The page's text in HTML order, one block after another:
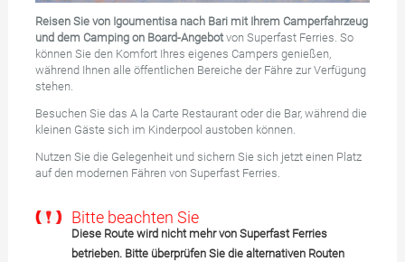
Reisen Sie von Igoumentisa nach Bari mit Ihrem Camperfahrzeug
und dem Camping on Board-Angebotvon Superfast Ferries. So
können Sie den Komfort Ihres eigenes Campers genießen,
während Ihnen alle öffentlichen Bereiche der Fähre zur Verfügung
stehen.
Besuchen Sie das A la Carte Restaurant oder die Bar, während die
kleinen Gäste sich im Kinderpool austoben können.
Nutzen Sie die Gelegenheit und sichern Sie sich jetzt einen Platz
auf den modernen Fähren von Superfast Ferries.
Bitte beachten Sie
Diese Route wird nicht mehr von Superfast Ferries
betrieben. Bitte überprüfen Sie die alternativen Routen